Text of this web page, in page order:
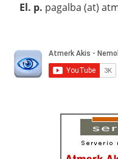
El. p. pagalba (at)